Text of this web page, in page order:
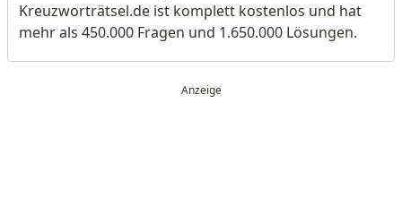
Kreuzworträtsel.de ist komplett kostenlos und hat
mehr als 450.000 Fragen und 1.650.000 Lösungen.